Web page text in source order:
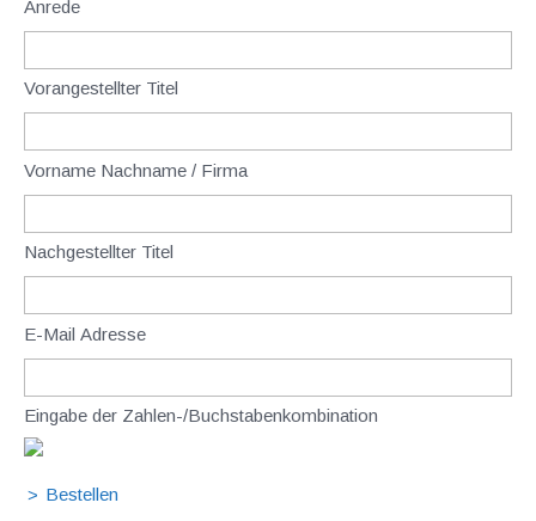
Anrede
Vorangestellter Titel
Vorname Nachname / Firma
Nachgestellter Titel
E-Mail Adresse
Eingabe der Zahlen-/Buchstabenkombination